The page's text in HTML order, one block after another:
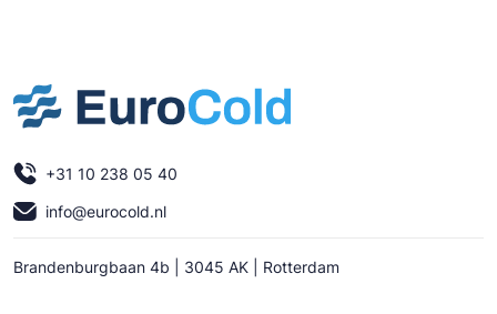
+31 10 238 05 40
info@eurocold.nl
Brandenburgbaan 4b | 3045 AK | Rotterdam